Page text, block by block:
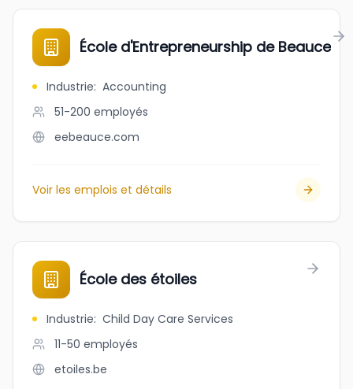
École d'Entrepreneurship de Beauce
Industrie: Accounting
51-200 employés
eebeauce.com
Voir les emplois et détails
École des étoiles
Industrie: Child Day Care Services
11-50 employés
etoiles.be